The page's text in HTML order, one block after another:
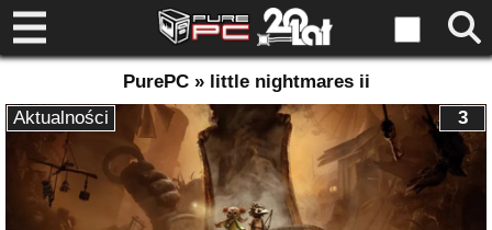
PurePC » little nightmares ii
3
Aktualności